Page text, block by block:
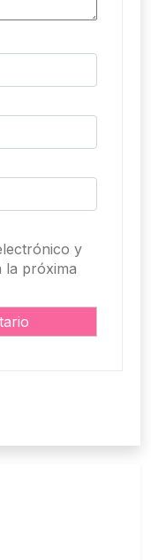
y
la próxima